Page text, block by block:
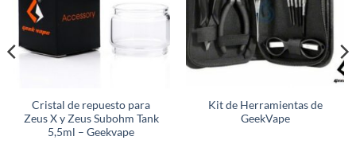
Cristal de repuesto para
Zeus X y Zeus Subohm Tank
5,5ml – Geekvape
Kit de Herramientas de
GeekVape